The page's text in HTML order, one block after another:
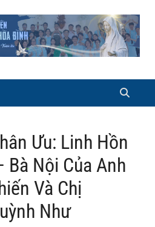
Ưu: Linh Hồn
Bà Nội Của Anh
Và Chị
Như